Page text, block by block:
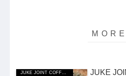
JUKE JOINT COFFEEについて
JUKE